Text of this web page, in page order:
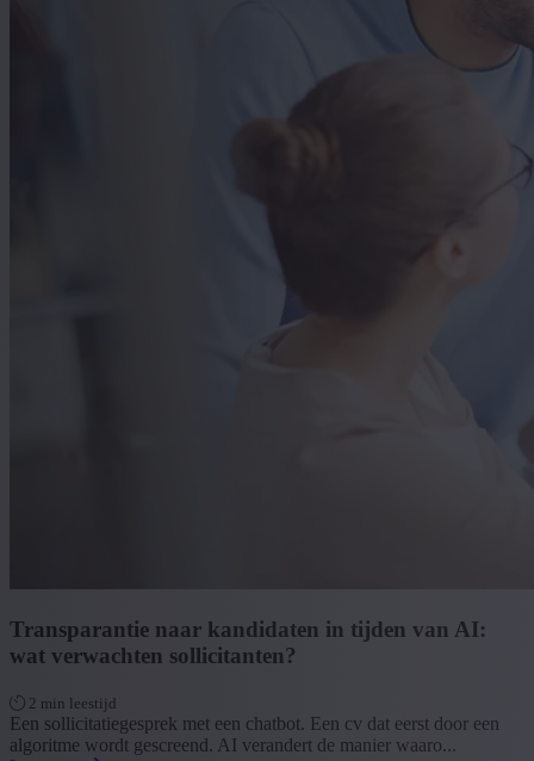
Transparantie naar kandidaten in tijden van AI:
wat verwachten sollicitanten?
2 min leestijd
Een sollicitatiegesprek met een chatbot. Een cv dat eerst door een
algoritme wordt gescreend. AI verandert de manier waaro...